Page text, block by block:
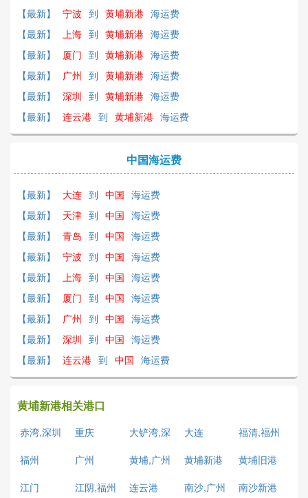
【最新】
宁波 到 黄埔新港 海运费
【最新】
上海 到 黄埔新港 海运费
【最新】
厦门 到 黄埔新港 海运费
【最新】
广州 到 黄埔新港 海运费
【最新】
深圳 到 黄埔新港 海运费
【最新】
连云港 到 黄埔新港 海运费
中国海运费
【最新】 大连 到 中国 海运费
【最新】
天津 到 中国 海运费
【最新】
青岛 到 中国 海运费
【最新】
宁波 到 中国 海运费
【最新】
上海 到 中国 海运费
【最新】
厦门 到 中国 海运费
【最新】
广州 到 中国 海运费
【最新】
深圳 到 中国 海运费
【最新】
连云港 到 中国 海运费
黄埔新港相关港口
赤湾,深圳 重庆
大铲湾,深
圳
大连
福清,福州
福州
广州 黄埔,广州 黄埔新港
黄埔旧港
江门
江阴,福州 连云港 南沙,广州
南沙新港